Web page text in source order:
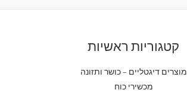
קטגוריות ראשיות
מוצרים דיגטליים – כושר ותזונה
מכשירי כוח